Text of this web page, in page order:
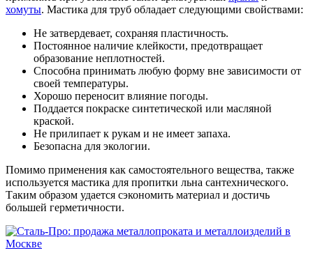
хомуты. Мастика для труб обладает следующими свойствами:
Не затвердевает, сохраняя пластичность.
Постоянное наличие клейкости, предотвращает
образование неплотностей.
Способна принимать любую форму вне зависимости от
своей температуры.
Хорошо переносит влияние погоды.
Поддается покраске синтетической или масляной
краской.
Не прилипает к рукам и не имеет запаха.
Безопасна для экологии.
Помимо применения как самостоятельного вещества, также
используется мастика для пропитки льна сантехнического.
Таким образом удается сэкономить материал и достичь
большей герметичности.